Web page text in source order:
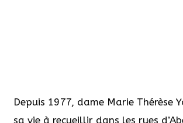
Depuis 1977, dame Marie Thérèse
sa vie à recueillir dans les rues